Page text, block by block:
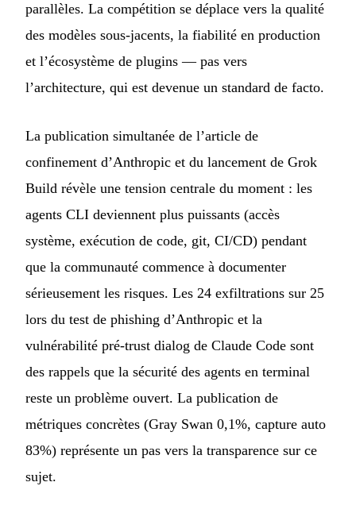
parallèles. La compétition se déplace vers la qualité
des modèles sous-jacents, la fiabilité en production
et l’écosystème de plugins — pas vers
l’architecture, qui est devenue un standard de facto.
La publication simultanée de l’article de
confinement d’Anthropic et du lancement de Grok
Build révèle une tension centrale du moment : les
agents CLI deviennent plus puissants (accès
système, exécution de code, git, CI/CD) pendant
que la communauté commence à documenter
sérieusement les risques. Les 24 exfiltrations sur 25
lors du test de phishing d’Anthropic et la
vulnérabilité pré-trust dialog de Claude Code sont
des rappels que la sécurité des agents en terminal
reste un problème ouvert. La publication de
métriques concrètes (Gray Swan 0,1%, capture auto
83%) représente un pas vers la transparence sur ce
sujet.